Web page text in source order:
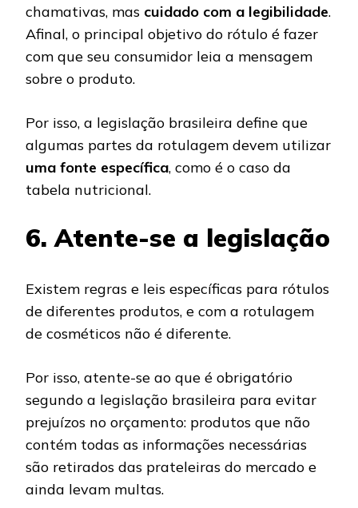
chamativas, mas cuidado com a legibilidade.
Afinal, o principal objetivo do rótulo é fazer
com que seu consumidor leia a mensagem
sobre o produto.
Por isso, a legislação brasileira define que
algumas partes da rotulagem devem utilizar
uma fonte específica, como é o caso da
tabela nutricional.
6. Atente-se a legislação
Existem regras e leis específicas para rótulos
de diferentes produtos, e com a rotulagem
de cosméticos não é diferente.
Por isso, atente-se ao que é obrigatório
segundo a legislação brasileira para evitar
prejuízos no orçamento: produtos que não
contém todas as informações necessárias
são retirados das prateleiras do mercado e
ainda levam multas.